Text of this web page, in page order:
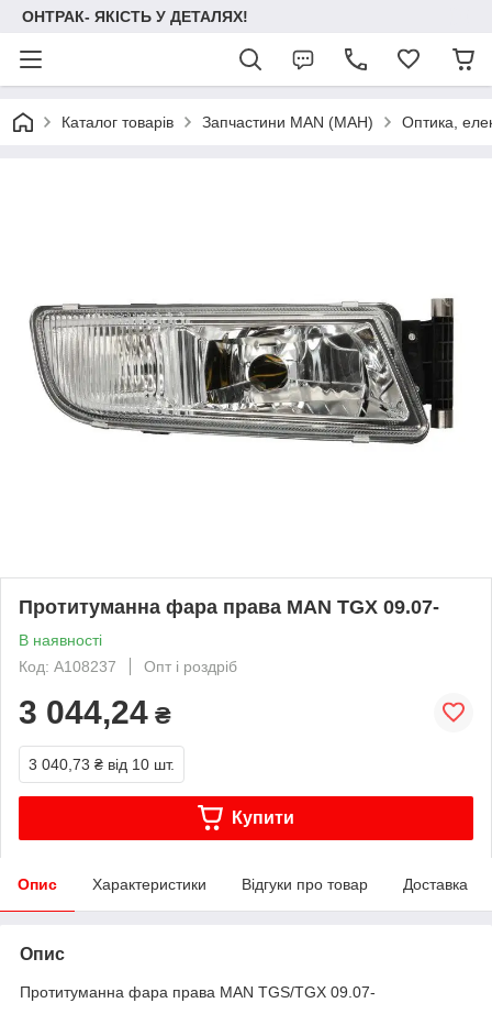
ОНТРАК- ЯКІСТЬ У ДЕТАЛЯХ!
Каталог товарів Запчастини MAN (МАН) Оптика,
Протитуманна фара права MAN TGX 09.07-
В наявності
Код: A108237
Опт і роздріб
3 044,24 ₴
3 040,73 ₴ від 10 шт.
Купити
Опис Характеристики Відгуки про товар Доставка
Опис
Протитуманна фара права MAN TGS/TGX 09.07-